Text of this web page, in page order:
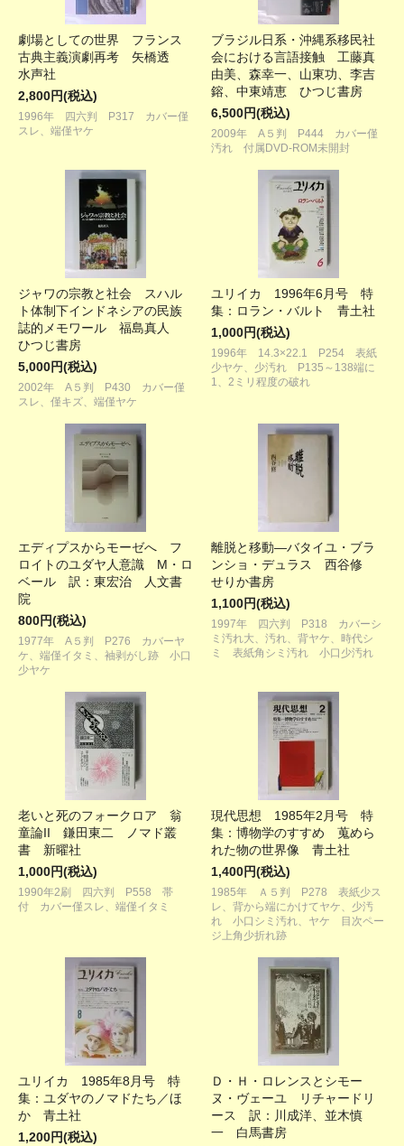
劇場としての世界 フランス
古典主義演劇再考 矢橋透
水声社
2,800円(税込)
1996年 四六判 P317 カバー僅
スレ、端僅ヤケ
ブラジル日系・沖縄系移民社
会における言語接触 工藤真
由美、森幸一、山東功、李吉
鎔、中東靖恵 ひつじ書房
6,500円(税込)
2009年 A５判 P444 カバー僅
汚れ 付属DVD-ROM未開封
ジャワの宗教と社会 スハル
ト体制下インドネシアの民族
誌的メモワール 福島真人
ひつじ書房
5,000円(税込)
2002年 A５判 P430 カバー僅
スレ、僅キズ、端僅ヤケ
ユリイカ 1996年6月号 特
集：ロラン・バルト 青土社
1,000円(税込)
1996年 14.3×22.1 P254 表紙
少ヤケ、少汚れ P135～138端に
1、2ミリ程度の破れ
エディプスからモーゼへ フ
ロイトのユダヤ人意識 M・ロ
ベール 訳：東宏治 人文書
院
800円(税込)
1977年 A５判 P276 カバーヤ
ケ、端僅イタミ、袖剥がし跡 小口
少ヤケ
離脱と移動―バタイユ・ブラ
ンショ・デュラス 西谷修
せりか書房
1,100円(税込)
1997年 四六判 P318 カバーシ
ミ汚れ大、汚れ、背ヤケ、時代シ
ミ 表紙角シミ汚れ 小口少汚れ
老いと死のフォークロア 翁
童論II 鎌田東二 ノマド叢
書 新曜社
1,000円(税込)
1990年2刷 四六判 P558 帯
付 カバー僅スレ、端僅イタミ
現代思想 1985年2月号 特
集：博物学のすすめ 蒐めら
れた物の世界像 青土社
1,400円(税込)
1985年 Ａ５判 P278 表紙少ス
レ、背から端にかけてヤケ、少汚
れ 小口シミ汚れ、ヤケ 目次ペー
ジ上角少折れ跡
ユリイカ 1985年8月号 特
集：ユダヤのノマドたち／ほ
か 青土社
1,200円(税込)
Ｄ・Ｈ・ロレンスとシモー
ヌ・ヴェーユ リチャードリ
ース 訳：川成洋、並木慎
一 白馬書房